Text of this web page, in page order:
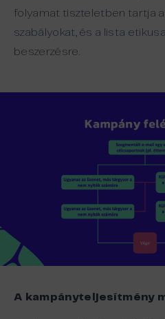
folyamat tiszteletben tartja
szabályokat, és a lista
beszerzésre.
A kampányteljesítmény